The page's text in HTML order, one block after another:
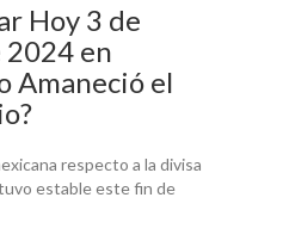
Hoy 3 de
en
Amaneció el
respecto a la divisa
estable este fin de